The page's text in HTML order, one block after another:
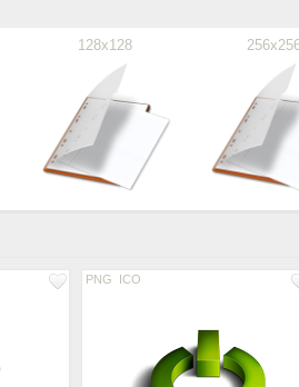
128x128
PNG ICO